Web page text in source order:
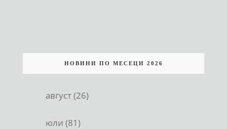
НОВИНИ ПО МЕСЕЦИ 2026
август (26)
юли (81)